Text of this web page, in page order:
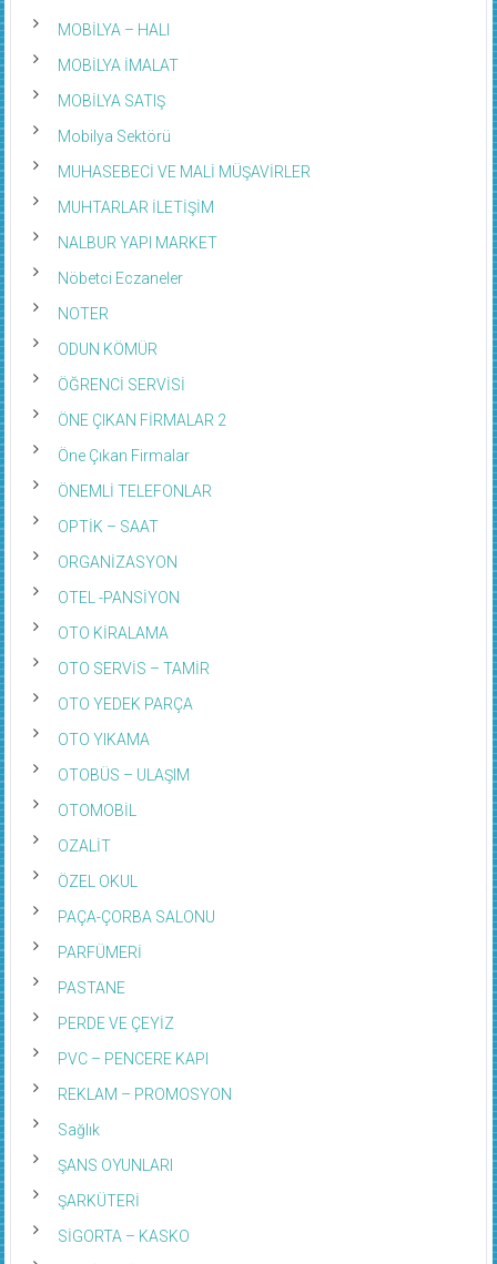
MOBİLYA – HALI
MOBİLYA İMALAT
MOBİLYA SATIŞ
Mobilya Sektörü
MUHASEBECİ VE MALİ MÜŞAVİRLER
MUHTARLAR İLETİŞİM
NALBUR YAPI MARKET
Nöbetci Eczaneler
NOTER
ODUN KÖMÜR
ÖĞRENCİ SERVİSİ
ÖNE ÇIKAN FİRMALAR 2
Öne Çıkan Firmalar
ÖNEMLİ TELEFONLAR
OPTİK – SAAT
ORGANİZASYON
OTEL -PANSİYON
OTO KİRALAMA
OTO SERVİS – TAMİR
OTO YEDEK PARÇA
OTO YIKAMA
OTOBÜS – ULAŞIM
OTOMOBİL
OZALİT
ÖZEL OKUL
PAÇA-ÇORBA SALONU
PARFÜMERİ
PASTANE
PERDE VE ÇEYİZ
PVC – PENCERE KAPI
REKLAM – PROMOSYON
Sağlık
ŞANS OYUNLARI
ŞARKÜTERİ
SİGORTA – KASKO